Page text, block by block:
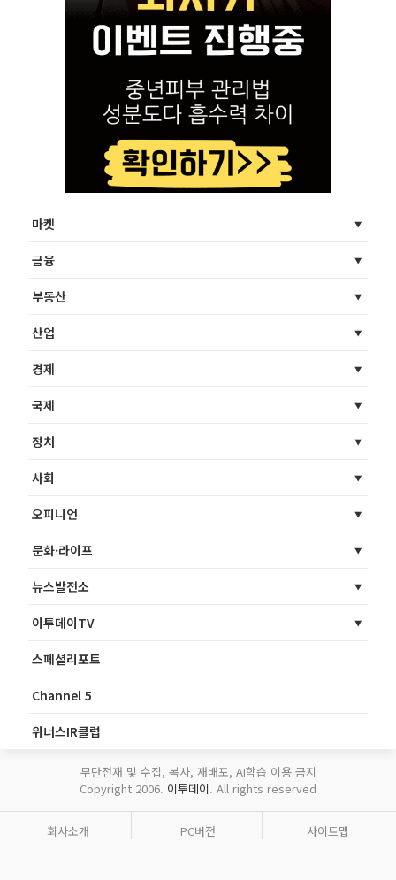
마켓
금융
부동산
산업
경제
국제
정치
사회
오피니언
문화·라이프
뉴스발전소
이투데이TV
스페셜리포트
Channel 5
위너스IR클럽
무단전재 및 수집, 복사, 재배포, AI학습 이용 금지
Copyright 2006. 이투데이. All rights reserved
회사소개 PC버전 사이트맵